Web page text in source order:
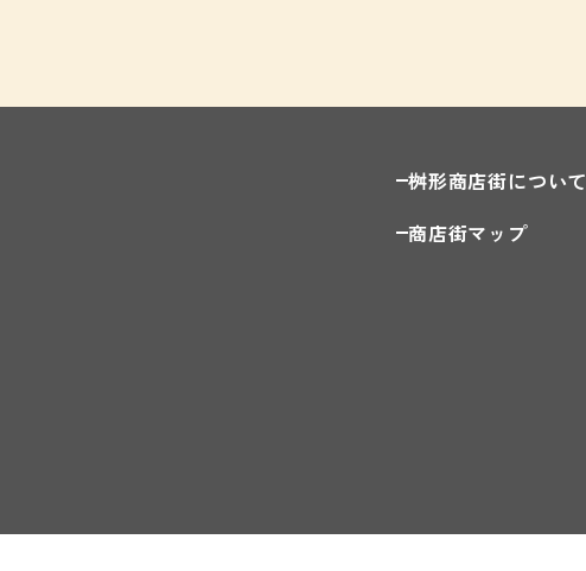
桝形商店街について
商店街マップ